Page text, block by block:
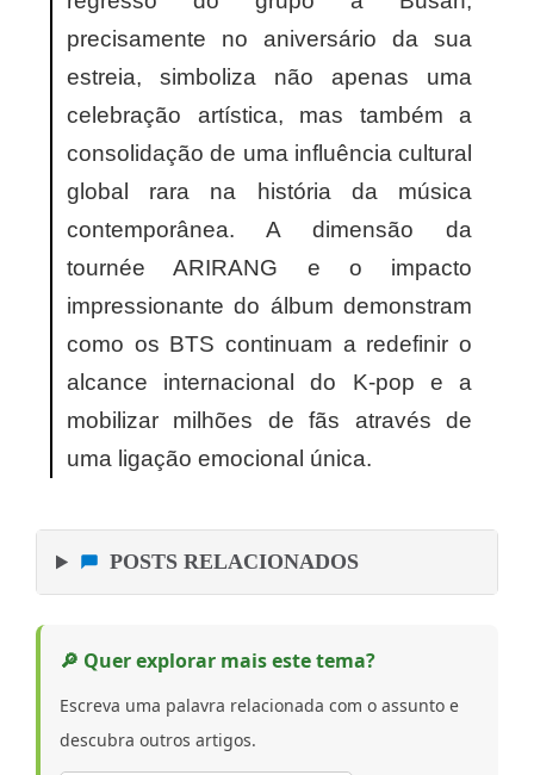
precisamente no aniversário da sua
estreia, simboliza não apenas uma
celebração artística, mas também a
consolidação de uma influência cultural
global rara na história da música
contemporânea. A dimensão da
tournée ARIRANG e o impacto
impressionante do álbum demonstram
como os BTS continuam a redefinir o
alcance internacional do K-pop e a
mobilizar milhões de fãs através de
uma ligação emocional única.
POSTS RELACIONADOS
🔎 Quer explorar mais este tema?
Escreva uma palavra relacionada com o assunto e
descubra outros artigos.